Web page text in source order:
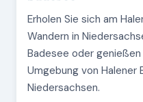
Erholen Sie sich am
Wandern in
Badesee oder genießen
Umgebung von Halener
Niedersachsen.